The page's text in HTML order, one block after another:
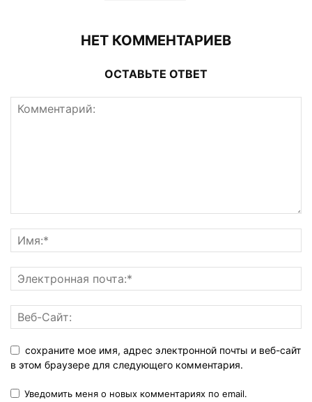
НЕТ КОММЕНТАРИЕВ
ОСТАВЬТЕ ОТВЕТ
сохраните мое имя, адрес электронной почты и веб-сайт
в этом браузере для следующего комментария.
Уведомить меня о новых комментариях по email.